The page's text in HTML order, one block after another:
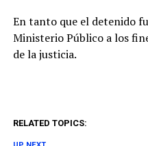
En tanto que el detenido
Ministerio Público a los
de la justicia.
RELATED TOPICS: